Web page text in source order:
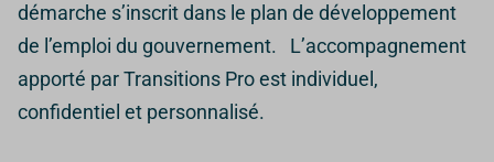
démarche s’inscrit dans le plan de développement
de l’emploi du gouvernement. L’accompagnement
apporté par Transitions Pro est individuel,
confidentiel et personnalisé.